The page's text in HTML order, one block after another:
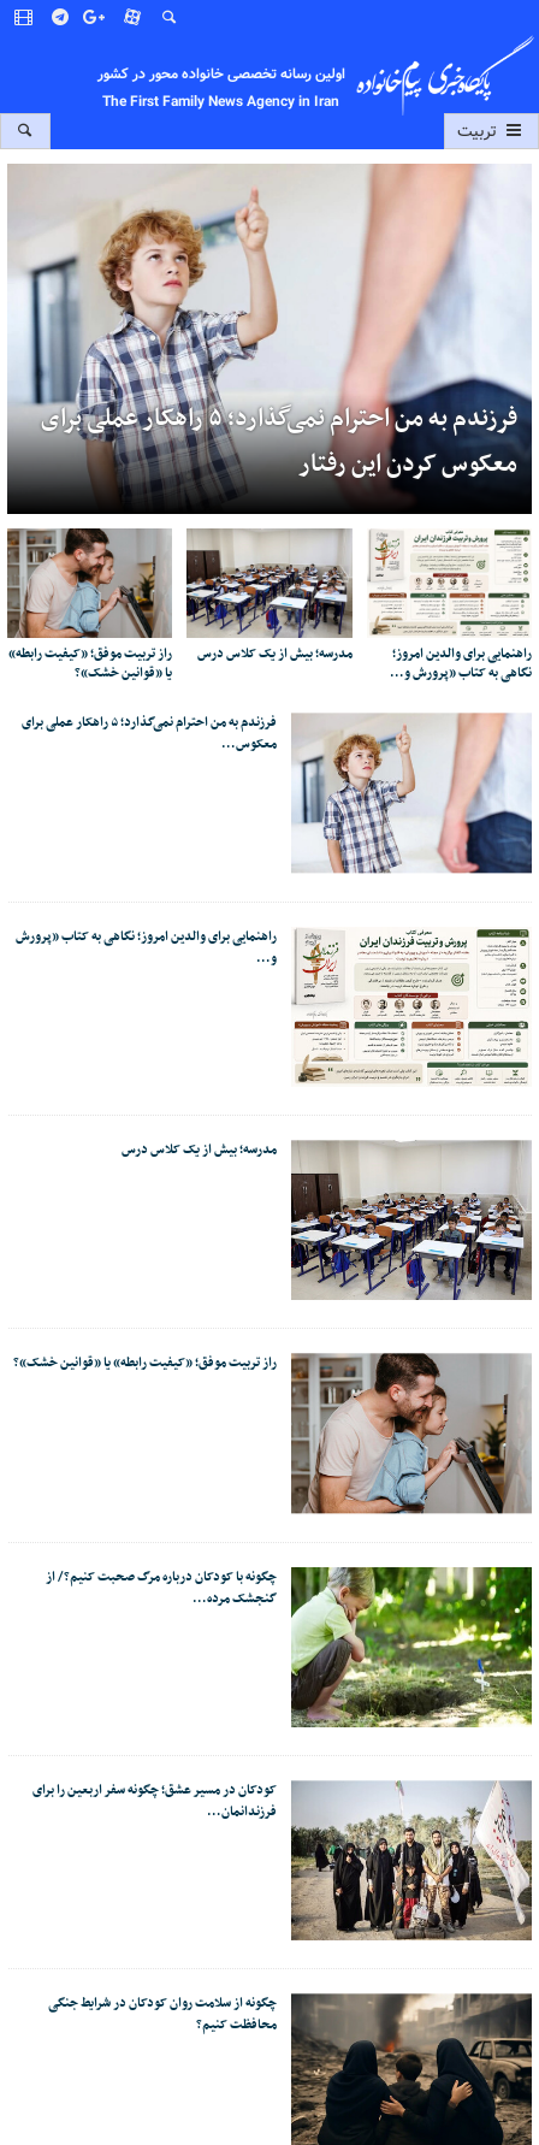
اولین رسانه تخصصی خانواده محور در کشور
The First Family News Agency in Iran
تربیت
فرزندم به من احترام نمی‌گذارد؛ ۵ راهکار عملی برای
معکوس کردن این رفتار
راهنمایی برای والدین امروز؛
نگاهی به کتاب «پرورش و…
مدرسه؛ بیش از یک کلاس درس
راز تربیت موفق؛ «کیفیت رابطه»
یا «قوانین خشک»؟
فرزندم به من احترام نمی‌گذارد؛ ۵ راهکار عملی برای
معکوس…
راهنمایی برای والدین امروز؛ نگاهی به کتاب «پرورش
و…
مدرسه؛ بیش از یک کلاس درس
راز تربیت موفق؛ «کیفیت رابطه» یا «قوانین خشک»؟
چگونه با کودکان درباره مرگ صحبت کنیم؟/ از
گنجشک مرده…
کودکان در مسیر عشق؛ چگونه سفر اربعین را برای
فرزندانمان…
چگونه از سلامت روان کودکان در شرایط جنگی
محافظت کنیم؟